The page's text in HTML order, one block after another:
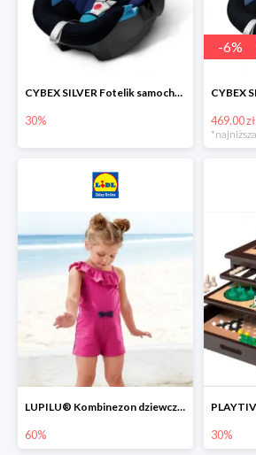
CYBEX SILVER Fotelik samochodowy -30%
30%
-6%
469.00 zł
LUPILU® Kombinezon dziewczęcy z bawełny
60% 30%